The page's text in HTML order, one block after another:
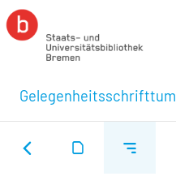
Gelegenheitsschrifttum